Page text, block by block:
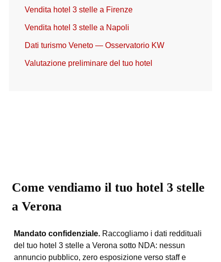
Vendita hotel 3 stelle a Firenze
Vendita hotel 3 stelle a Napoli
Dati turismo Veneto — Osservatorio KW
Valutazione preliminare del tuo hotel
Come vendiamo il tuo hotel 3 stelle
a Verona
Mandato confidenziale. Raccogliamo i dati reddituali
del tuo hotel 3 stelle a Verona sotto NDA: nessun
annuncio pubblico, zero esposizione verso staff e